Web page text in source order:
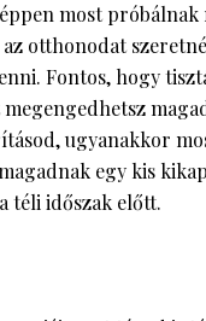
most próbálnak
otthonodat
Fontos, hogy
megengedhetsz
ugyanakkor
egy kis
téli időszak előtt.